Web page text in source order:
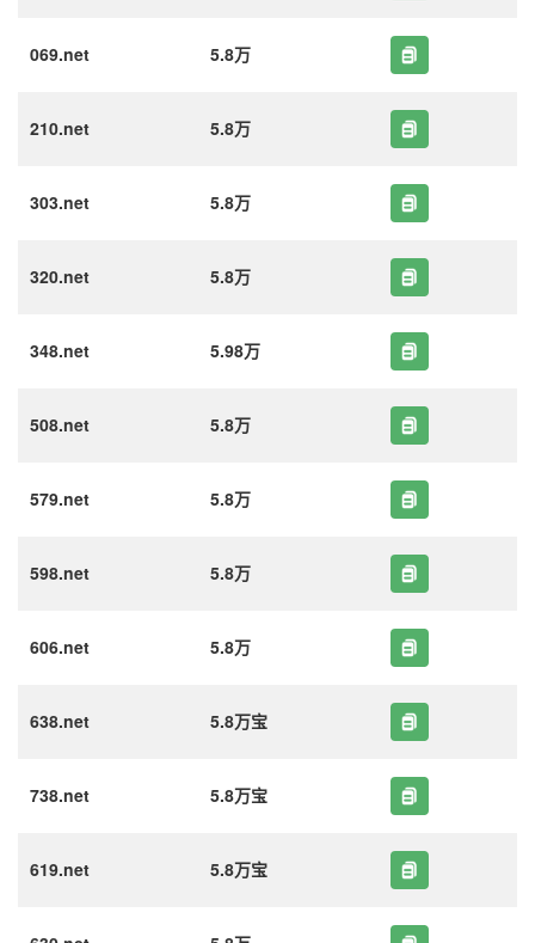
069.net 5.8万
210.net 5.8万
303.net 5.8万
320.net 5.8万
348.net 5.98万
508.net 5.8万
579.net 5.8万
598.net 5.8万
606.net 5.8万
638.net 5.8万宝
738.net 5.8万宝
619.net 5.8万宝